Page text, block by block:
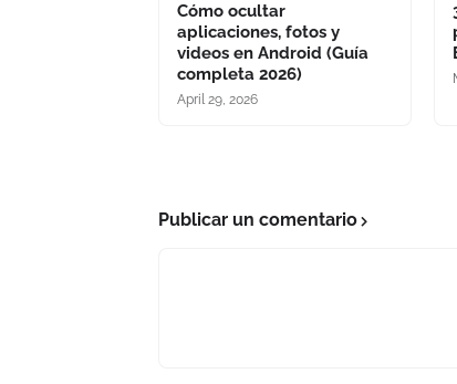
Cómo ocultar
aplicaciones, fotos y
videos en Android (Guía
completa 2026)
April 29, 2026
Publicar un comentario